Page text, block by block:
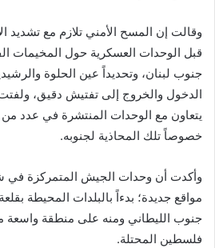
وقالت إن المسح الأمني تلازم مع تشديد
قبل الوحدات العسكرية حول المخيمات
جنوب لبنان، وتحديداً عين الحلوة
الدخول والخروج إلى تفتيش دقيق،
يتعاون مع الوحدات المنتشرة في عدد من
خصوصاً تلك المحاذية لجنوبه.
وأكدت أن وحدات الجيش المتمركزة في
مواقع جديدة؛ بدءاً بالبلدات المحيطة
جنوب الليطاني ومنه على منطقة واسعة
فلسطين المحتلة.